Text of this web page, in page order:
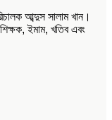
আব্দুস সালাম খান।
ইমাম, খতিব এবং